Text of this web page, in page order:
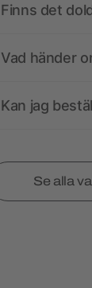
Finns det
Vad händer
Kan jag
Se alla